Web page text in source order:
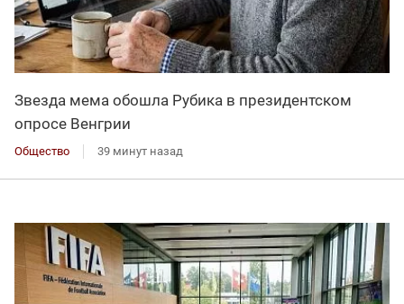
Звезда мема обошла Рубика в президентском
опросе Венгрии
Общество 39 минут назад